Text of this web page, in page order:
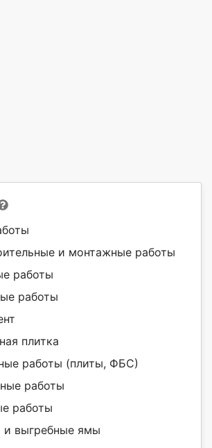
и монтажные работы
работы
работы
плитка
работы (плиты, ФБС)
работы
работы
и выгребные ямы